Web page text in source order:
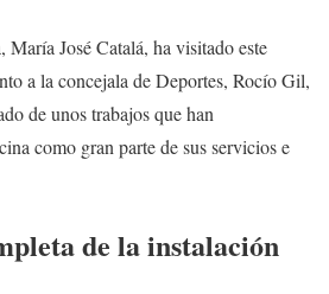
María José Catalá, ha visitado este
a la concejala de Deportes, Rocío Gil,
de unos trabajos que han
como gran parte de sus servicios e
de la instalación